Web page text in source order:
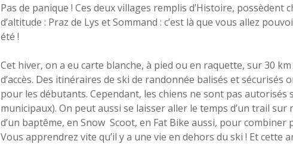
Pas de panique ! Ces deux villages remplis d’Histoire, possèdent
d’altitude : Praz de Lys et Sommand : c’est là que vous allez
été !
Cet hiver, on a eu carte blanche, à pied ou en raquette, sur 30
d’accès. Des itinéraires de ski de randonnée balisés et sécurisés
pour les débutants. Cependant, les chiens ne sont pas autorisés
municipaux). On peut aussi se laisser aller le temps d’un trail sur
d’un baptême, en Snow Scoot, en Fat Bike aussi, pour combiner
Vous apprendrez vite qu’il y a une vie en dehors du ski ! Et cette